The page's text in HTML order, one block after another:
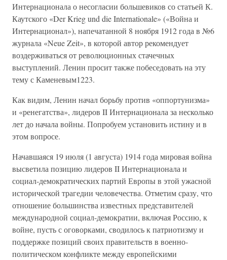
Интернационала о несогласии большевиков со статьей К.
Каутского «Der Krieg und die Internationale» («Война и
Интернационал»), напечатанной 8 ноября 1912 года в №6
журнала «Neue Zeit», в которой автор рекомендует
воздерживаться от революционных стачечных
выступлений. Ленин просит также побеседовать на эту
тему с Каменевым1223.
Как видим, Ленин начал борьбу против «оппортунизма»
и «ренегатства», лидеров II Интернационала за несколько
лет до начала войны. Попробуем установить истину и в
этом вопросе.
Начавшаяся 19 июля (1 августа) 1914 года мировая война
высветила позицию лидеров II Интернационала и
социал-демократических партий Европы в этой ужасной
исторической трагедии человечества. Отметим сразу, что
отношение большинства известных представителей
международной социал-демократии, включая Россию, к
войне, пусть с оговорками, сводилось к патриотизму и
поддержке позиций своих правительств в военно-
политическом конфликте между европейскими